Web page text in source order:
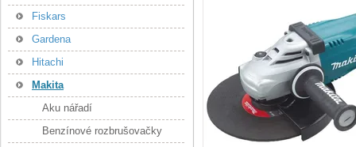
Fiskars
Gardena
Hitachi
Makita
Aku nářadí
Benzínové rozbrušovačky